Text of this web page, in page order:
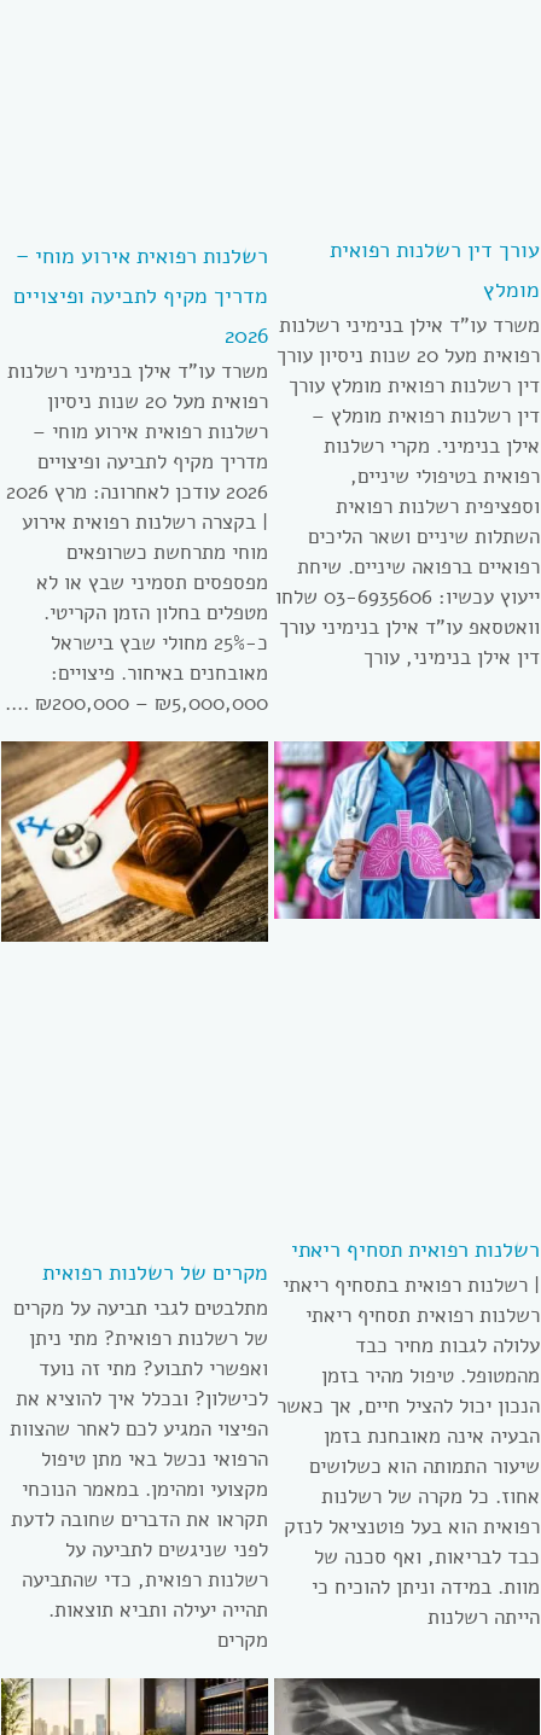
עורך דין רשלנות רפואית
מומלץ
משרד עו”ד אילן בנימיני רשלנות
רפואית מעל 20 שנות ניסיון עורך
דין רשלנות רפואית מומלץ עורך
דין רשלנות רפואית מומלץ –
אילן בנימיני. מקרי רשלנות
רפואית בטיפולי שיניים,
וספציפית רשלנות רפואית
השתלות שיניים ושאר הליכים
רפואיים ברפואה שיניים. שיחת
ייעוץ עכשיו: 03-6935606 שלחו
וואטסאפ עו”ד אילן בנימיני עורך
דין אילן בנימיני, עורך
רשלנות רפואית אירוע מוחי –
מדריך מקיף לתביעה ופיצויים
2026
משרד עו”ד אילן בנימיני רשלנות
רפואית מעל 20 שנות ניסיון
רשלנות רפואית אירוע מוחי –
מדריך מקיף לתביעה ופיצויים
2026 עודכן לאחרונה: מרץ 2026
| בקצרה רשלנות רפואית אירוע
מוחי מתרחשת כשרופאים
מפספסים תסמיני שבץ או לא
מטפלים בחלון הזמן הקריטי.
כ-25% מחולי שבץ בישראל
מאובחנים באיחור. פיצויים:
₪5,000,000 – ₪200,000 ….
רשלנות רפואית תסחיף ריאתי
| רשלנות רפואית בתסחיף ריאתי
רשלנות רפואית תסחיף ריאתי
עלולה לגבות מחיר כבד
מהמטופל. טיפול מהיר בזמן
הנכון יכול להציל חיים, אך כאשר
הבעיה אינה מאובחנת בזמן
שיעור התמותה הוא כשלושים
אחוז. כל מקרה של רשלנות
רפואית הוא בעל פוטנציאל לנזק
כבד לבריאות, ואף סכנה של
מוות. במידה וניתן להוכיח כי
הייתה רשלנות
מקרים של רשלנות רפואית
מתלבטים לגבי תביעה על מקרים
של רשלנות רפואית? מתי ניתן
ואפשרי לתבוע? מתי זה נועד
לכישלון? ובכלל איך להוציא את
הפיצוי המגיע לכם לאחר שהצוות
הרפואי נכשל באי מתן טיפול
מקצועי ומהימן. במאמר הנוכחי
תקראו את הדברים שחובה לדעת
לפני שניגשים לתביעה על
רשלנות רפואית, כדי שהתביעה
תהייה יעילה ותביא תוצאות.
מקרים